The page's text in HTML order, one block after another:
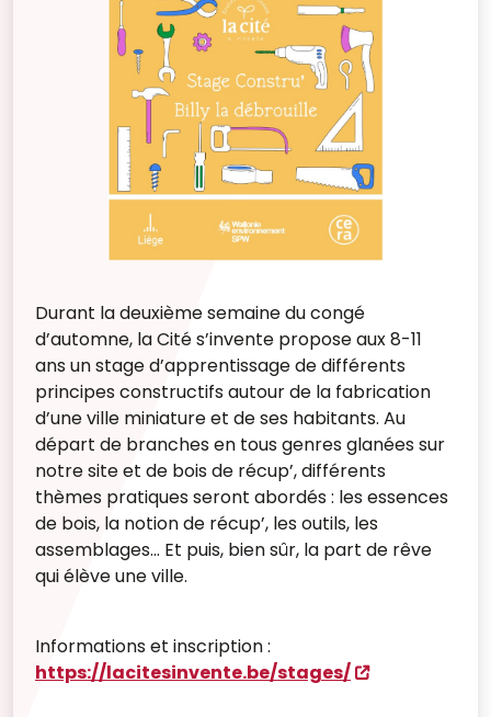
Durant la deuxième semaine du congé
d’automne, la Cité s’invente propose aux 8-11
ans un stage d’apprentissage de différents
principes constructifs autour de la fabrication
d’une ville miniature et de ses habitants. Au
départ de branches en tous genres glanées sur
notre site et de bois de récup’, différents
thèmes pratiques seront abordés : les essences
de bois, la notion de récup’, les outils, les
assemblages… Et puis, bien sûr, la part de rêve
qui élève une ville.
Informations et inscription :
https://lacitesinvente.be/stages/